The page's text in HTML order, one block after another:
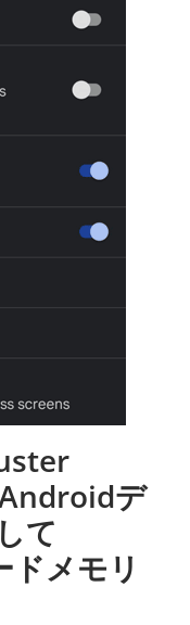
デ
て
メモリ